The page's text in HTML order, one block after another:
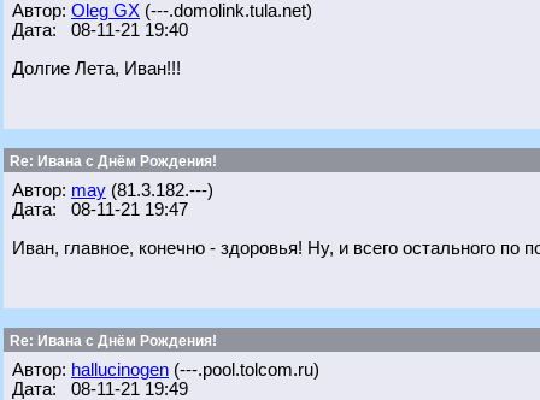
Автор: Oleg GX (---.domolink.tula.net)
Дата: 08-11-21 19:40
Долгие Лета, Иван!!!
Re: Ивана с Днём Рождения!
Автор: may (81.3.182.---)
Дата: 08-11-21 19:47
Иван, главное, конечно - здоровья! Ну, и всего остального по
Re: Ивана с Днём Рождения!
Автор: hallucinogen (---.pool.tolcom.ru)
Дата: 08-11-21 19:49